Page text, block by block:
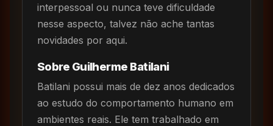
interpessoal ou nunca teve dificuldade
nesse aspecto, talvez não ache tantas
novidades por aqui.
Sobre Guilherme Batilani
Batilani possui mais de dez anos dedicados
ao estudo do comportamento humano em
ambientes reais. Ele tem trabalhado em